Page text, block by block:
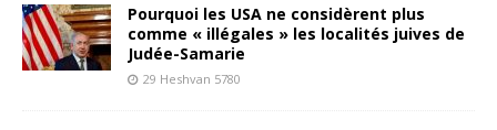
Pourquoi les USA ne considèrent plus
comme « illégales » les localités juives de
Judée-Samarie
29 Heshvan 5780